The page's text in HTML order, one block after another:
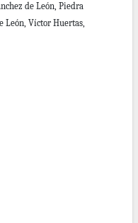
de León, Piedra
León, Víctor Huertas,